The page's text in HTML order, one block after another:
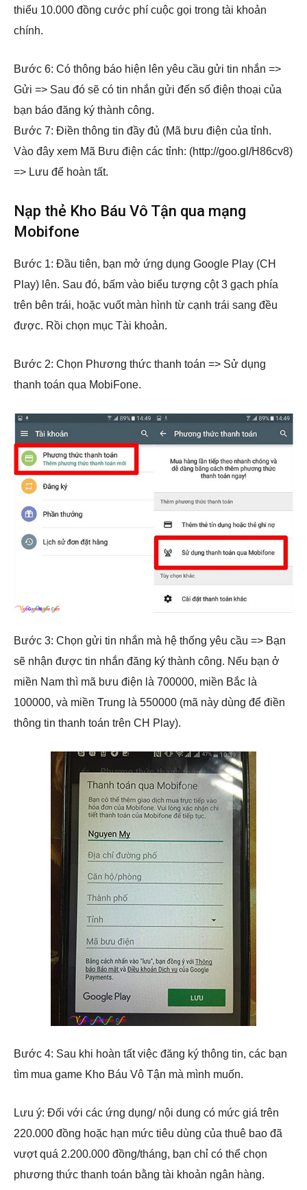
thiểu 10.000 đồng cước phí cuộc gọi trong tài khoản
chính.
Bước 6: Có thông báo hiện lên yêu cầu gửi tin nhắn =>
Gửi => Sau đó sẽ có tin nhắn gửi đến số điện thoại của
bạn báo đăng ký thành công.
Bước 7: Điền thông tin đầy đủ (Mã bưu điện của tỉnh.
Vào đây xem Mã Bưu điện các tỉnh: (http://goo.gl/H86cv8)
=> Lưu để hoàn tất.
Nạp thẻ Kho Báu Vô Tận qua mạng
Mobifone
Bước 1: Đầu tiên, bạn mở ứng dụng Google Play (CH
Play) lên. Sau đó, bấm vào biểu tượng cột 3 gạch phía
trên bên trái, hoặc vuốt màn hình từ cạnh trái sang đều
được. Rồi chọn mục Tài khoản.
Bước 2: Chọn Phương thức thanh toán => Sử dụng
thanh toán qua MobiFone.
Bước 3: Chọn gửi tin nhắn mà hệ thống yêu cầu => Bạn
sẽ nhận được tin nhắn đăng ký thành công. Nếu bạn ở
miền Nam thì mã bưu điện là 700000, miền Bắc là
100000, và miền Trung là 550000 (mã này dùng để điền
thông tin thanh toán trên CH Play).
Bước 4: Sau khi hoàn tất việc đăng ký thông tin, các bạn
tìm mua game Kho Báu Vô Tận mà mình muốn.
Lưu ý: Đối với các ứng dụng/ nội dung có mức giá trên
220.000 đồng hoặc hạn mức tiêu dùng của thuê bao đã
vượt quá 2.200.000 đồng/tháng, bạn chỉ có thể chọn
phương thức thanh toán bằng tài khoản ngân hàng.